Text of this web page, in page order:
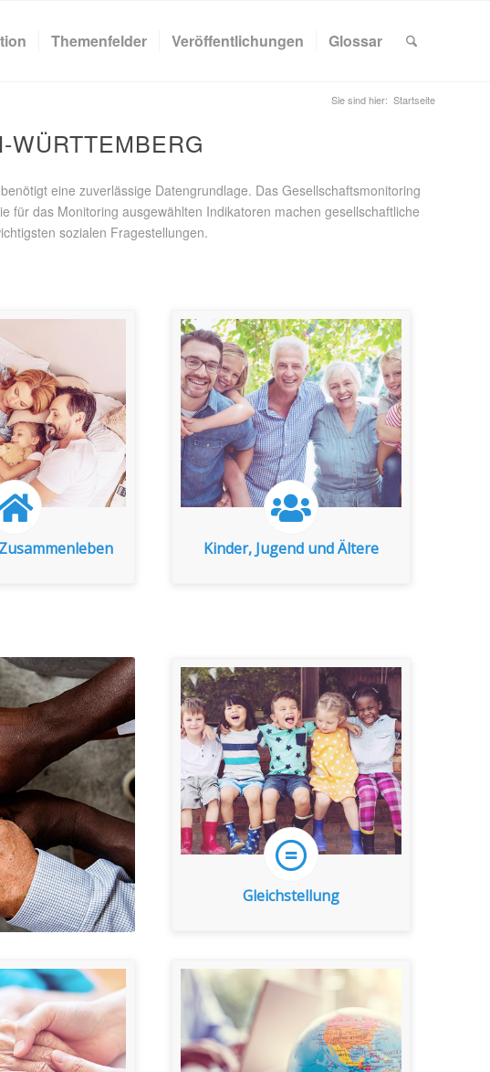
Themenfelder Veröffentlichungen Glossar
Sie sind hier: Startseite
WÜRTTEMBERG
eine zuverlässige Datengrundlage. Das Gesellschaftsmonitoring
für das Monitoring ausgewählten Indikatoren machen gesellschaftliche
sozialen Fragestellungen.
Zusammenleben
Indikatoren
Kinder, Jugend und Ältere
Kinder, Jugend und Ältere
zu den Indikatoren
Gleichstellung
Gleichstellung
zu den Indikatoren